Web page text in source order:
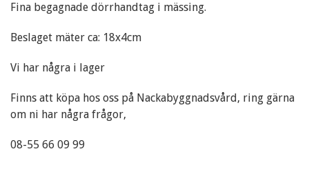
Fina begagnade dörrhandtag i mässing.
Beslaget mäter ca: 18x4cm
Vi har några i lager
Finns att köpa hos oss på Nackabyggnadsvård, ring gärna
om ni har några frågor,
08-55 66 09 99